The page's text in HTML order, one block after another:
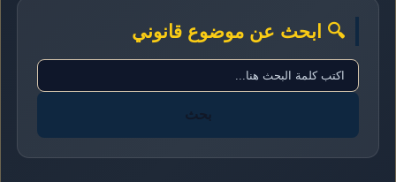
🔍 ابحث عن موضوع قانوني
بحث